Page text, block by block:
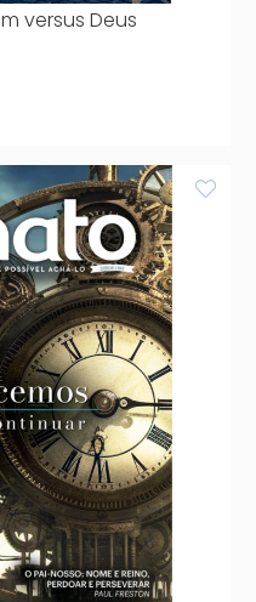
versus Deus